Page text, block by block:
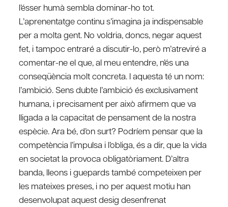
l’ésser humà sembla dominar-ho tot.
L’aprenentatge continu s’imagina ja indispensable
per a molta gent. No voldria, doncs, negar aquest
fet, i tampoc entraré a discutir-lo, però m’atreviré a
comentar-ne el que, al meu entendre, n’és una
conseqüència molt concreta. I aquesta té un nom:
l’ambició. Sens dubte l’ambició és exclusivament
humana, i precisament per això afirmem que va
lligada a la capacitat de pensament de la nostra
espècie. Ara bé, d’on surt? Podríem pensar que la
competència l’impulsa i l’obliga, és a dir, que la vida
en societat la provoca obligatòriament. D’altra
banda, lleons i guepards també competeixen per
les mateixes preses, i no per aquest motiu han
desenvolupat aquest desig desenfrenat